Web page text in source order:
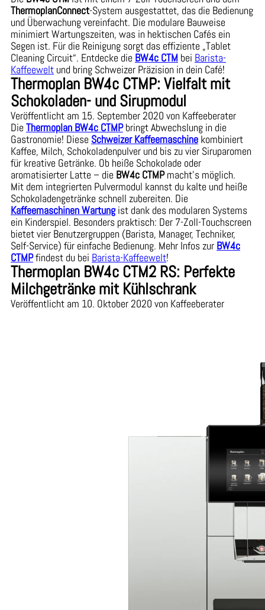
ThermoplanConnect-System ausgestattet, das die Bedienung
und Überwachung vereinfacht. Die modulare Bauweise
minimiert Wartungszeiten, was in hektischen Cafés ein
Segen ist. Für die Reinigung sorgt das effiziente „Tablet
Cleaning Circuit“. Entdecke die BW4c CTM bei Barista-
Kaffeewelt und bring Schweizer Präzision in dein Café!
Thermoplan BW4c CTMP: Vielfalt mit
Schokoladen- und Sirupmodul
Veröffentlicht am 15. September 2020 von Kaffeeberater
DieThermoplan BW4c CTMPbringt Abwechslung in die
Gastronomie! Diese Schweizer Kaffeemaschine kombiniert
Kaffee, Milch, Schokoladenpulver und bis zu vier Siruparomen
für kreative Getränke. Ob heiße Schokolade oder
aromatisierter Latte – die BW4c CTMPmacht’s möglich.
Mit dem integrierten Pulvermodul kannst du kalte und heiße
Schokoladengetränke schnell zubereiten. Die
Kaffeemaschinen Wartung ist dank des modularen Systems
ein Kinderspiel. Besonders praktisch: Der 7-Zoll-Touchscreen
bietet vier Benutzergruppen (Barista, Manager, Techniker,
Self-Service) für einfache Bedienung. Mehr Infos zur BW4c
CTMPfindest du bei Barista-Kaffeewelt!
Thermoplan BW4c CTM2 RS: Perfekte
Milchgetränke mit Kühlschrank
Veröffentlicht am 10. Oktober 2020 von Kaffeeberater